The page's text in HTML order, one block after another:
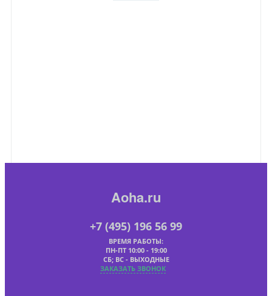
Aoha.ru
+7 (495) 196 56 99
ВРЕМЯ РАБОТЫ:
ПН-ПТ 10:00 - 19:00
СБ; ВС - ВЫХОДНЫЕ
ЗАКАЗАТЬ ЗВОНОК